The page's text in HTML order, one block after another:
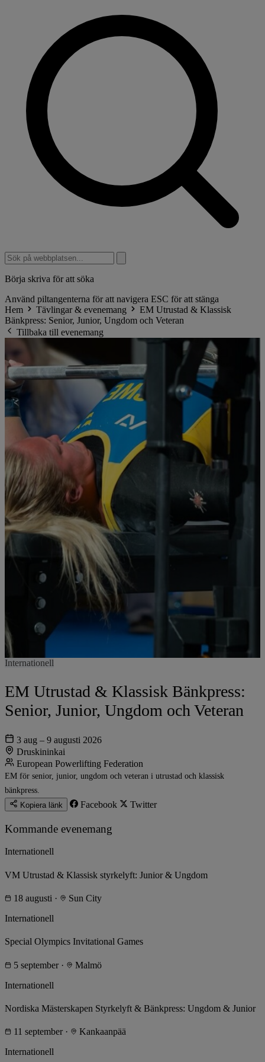
Börja skriva för att söka
Använd piltangenterna för att navigera ESC för att stänga
Hem
Tävlingar & evenemang
EM Utrustad & Klassisk
Bänkpress: Senior, Junior, Ungdom och Veteran
Tillbaka till evenemang
Internationell
EM Utrustad & Klassisk Bänkpress:
Senior, Junior, Ungdom och Veteran
3 aug – 9 augusti 2026
Druskininkai
European Powerlifting Federation
EM för senior, junior, ungdom och veteran i utrustad och klassisk
bänkpress.
Kopiera länk
Facebook Twitter
Kommande evenemang
Internationell
VM Utrustad & Klassisk styrkelyft: Junior & Ungdom
18 augusti ·
Sun City
Internationell
Special Olympics Invitational Games
5 september ·
Malmö
Internationell
Nordiska Mästerskapen Styrkelyft & Bänkpress: Ungdom & Junior
11 september ·
Kankaanpää
Internationell